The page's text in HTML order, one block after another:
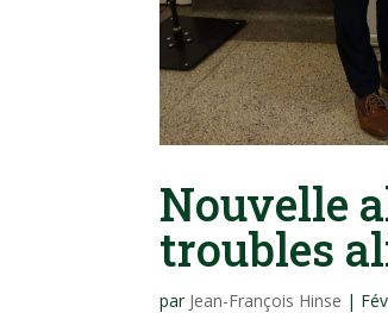
Nouvelle
troubles
par Jean-François Hinse |